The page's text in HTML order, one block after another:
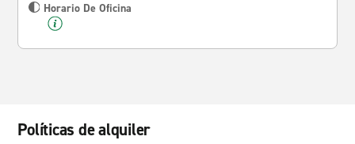
Horario De Oficina
Políticas de alquiler